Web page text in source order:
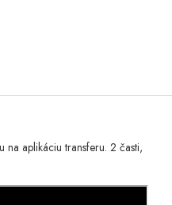
na aplikáciu transferu. 2 časti,